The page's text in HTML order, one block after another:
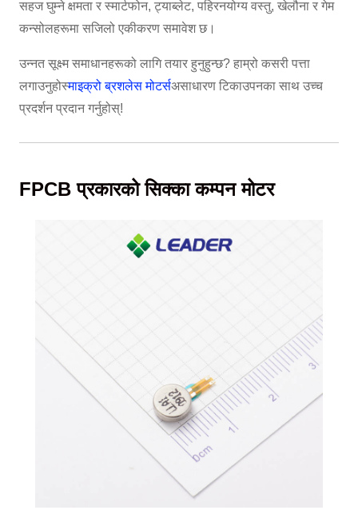
सहज घुम्ने क्षमता र स्मार्टफोन, ट्याब्लेट, पहिरनयोग्य वस्तु, खेलौना र गेम
कन्सोलहरूमा सजिलो एकीकरण समावेश छ।
उन्नत सूक्ष्म समाधानहरूको लागि तयार हुनुहुन्छ? हाम्रो कसरी पत्ता
लगाउनुहोस्माइक्रो ब्रशलेस मोटर्सअसाधारण टिकाउपनका साथ उच्च
प्रदर्शन प्रदान गर्नुहोस्!
FPCB प्रकारको सिक्का कम्पन मोटर